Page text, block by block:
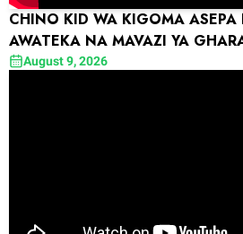
CHINO KID WA KIGOMA ASEPA
AWATEKA NA MAVAZI YA
SHALULILE
August 9, 2026